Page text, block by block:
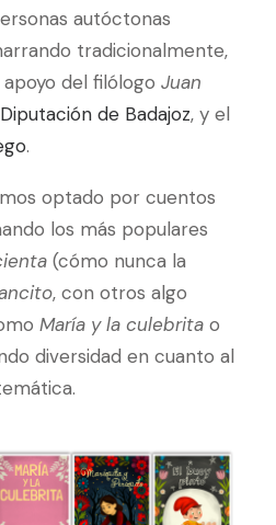
autóctonas
tradicionalmente,
del filólogo Juan
Diputación de Badajoz, y el
.
optado por cuentos
los más populares
(cómo nunca la
, con otros algo
María y la culebrita o
diversidad en cuanto al